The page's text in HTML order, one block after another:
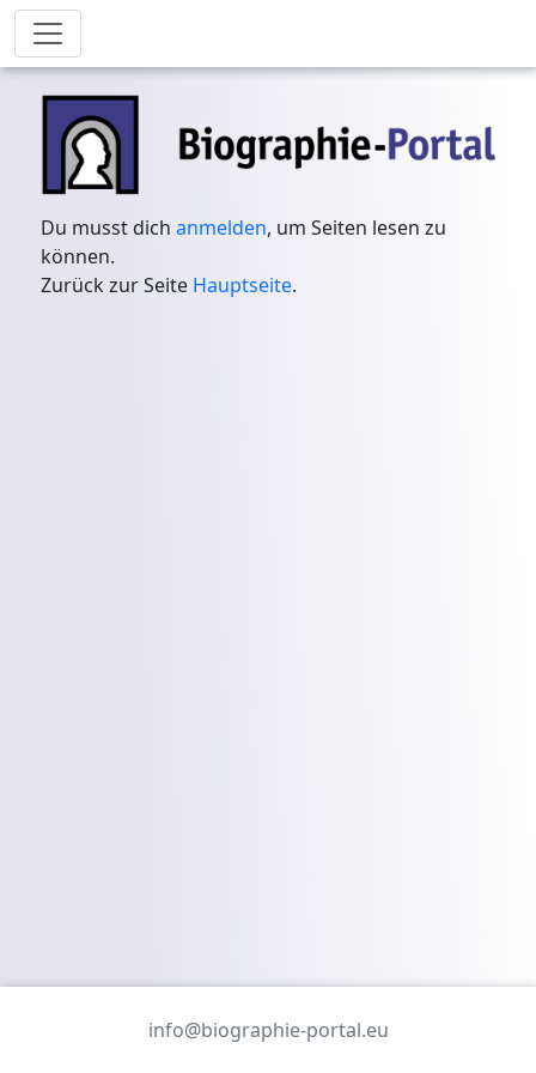
Du musst dichanmelden, um Seiten lesen zu
können.
Zurück zur Seite Hauptseite.
info@biographie-portal.eu